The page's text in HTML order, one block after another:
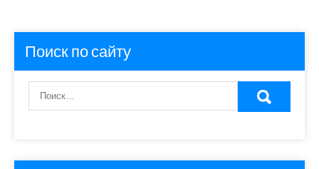
Поиск по сайту